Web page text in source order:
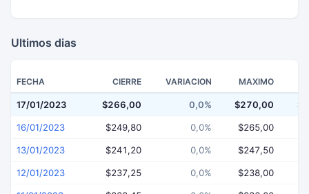
Ultimos dias
FECHA CIERRE VARIACION MAXIMO
17/01/2023 $266,00 0,0% $270,00
16/01/2023 $249,80 0,0% $265,00
13/01/2023 $241,20 0,0% $247,50
12/01/2023 $237,25 0,0% $238,00